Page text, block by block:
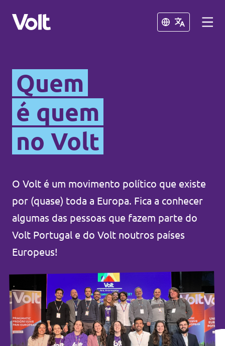
Fechar
Outros capítulos do Volt
Volt Espanha
Volt Países Baixos
Volt Alemanha
Fechar
Políticas
Sobre o Volt
Notícias
Eventos
Junta-te ao Volt!
Quem
é quem
no Volt
O Volt é um movimento político que existe
por (quase) toda a Europa. Fica a conhecer
algumas das pessoas que fazem parte do
Volt Portugal e do Volt noutros países
Europeus!